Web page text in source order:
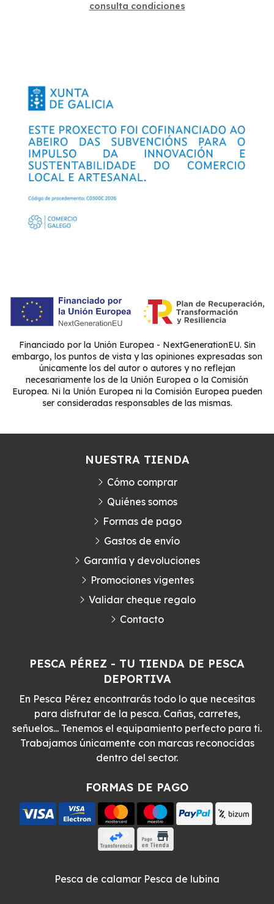
consulta condiciones
Financiado por la Unión Europea - NextGenerationEU. Sin
embargo, los puntos de vista y las opiniones expresadas son
únicamente los del autor o autores y no reflejan
necesariamente los de la Unión Europea o la Comisión
Europea. Ni la Unión Europea ni la Comisión Europea pueden
ser consideradas responsables de las mismas.
PESCA PÉREZ - TU TIENDA DE PESCA
DEPORTIVA
En Pesca Pérez encontrarás todo lo que necesitas
para disfrutar de la pesca. Cañas, carretes,
señuelos... Tenemos el equipamiento perfecto para ti.
Trabajamos únicamente con marcas reconocidas
dentro del sector.
FORMAS DE PAGO
NUESTRA TIENDA
Cómo comprar
Quiénes somos
Formas de pago
Gastos de envío
Garantía y devoluciones
Promociones vigentes
Validar cheque regalo
Contacto
Pesca de calamar Pesca de lubina